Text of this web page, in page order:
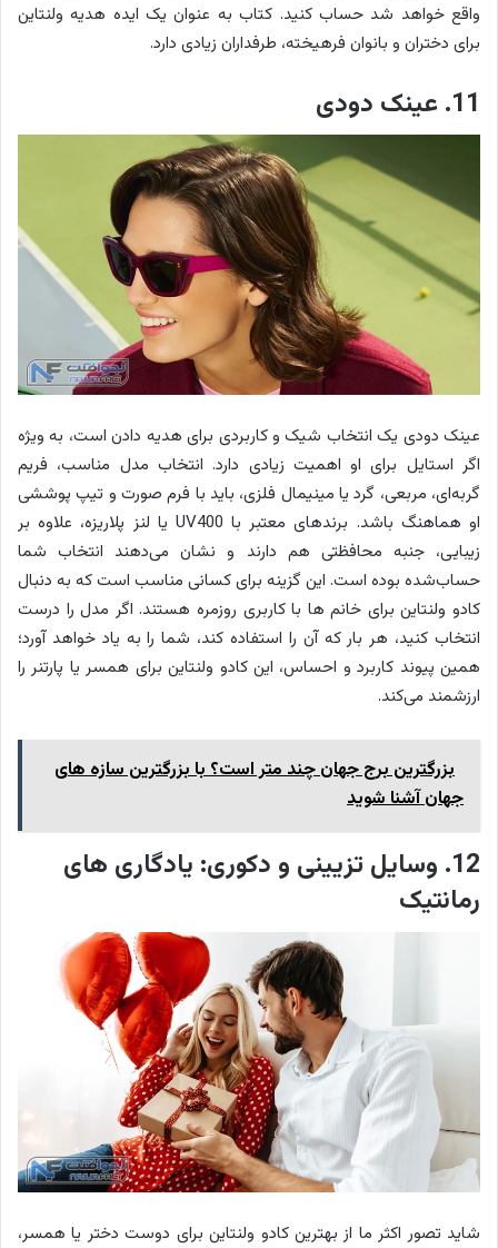
واقع خواهد شد حساب کنید. کتاب به عنوان یک ایده هدیه ولنتاین
برای دختران و بانوان فرهیخته، طرفداران زیادی دارد.
11. عینک دودی
عینک دودی یک انتخاب شیک و کاربردی برای هدیه دادن است، به ویژه
اگر استایل برای او اهمیت زیادی دارد. انتخاب مدل مناسب، فریم
گربه‌ای، مربعی، گرد یا مینیمال فلزی، باید با فرم صورت و تیپ پوششی
او هماهنگ باشد. برندهای معتبر با UV400 یا لنز پلاریزه، علاوه بر
زیبایی، جنبه محافظتی هم دارند و نشان می‌دهند انتخاب شما
حساب‌شده بوده است. این گزینه برای کسانی مناسب است که به دنبال
کادو ولنتاین برای خانم ها با کاربری روزمره هستند. اگر مدل را درست
انتخاب کنید، هر بار که آن را استفاده کند، شما را به یاد خواهد آورد؛
همین پیوند کاربرد و احساس، این کادو ولنتاین برای همسر یا پارتنر را
ارزشمند می‌کند.
بزرگترین برج جهان چند متر است؟ با بزرگترین سازه های
جهان آشنا شوید
12. وسایل تزیینی و دکوری: یادگاری های
رمانتیک
شاید تصور اکثر ما از بهترین کادو ولنتاین برای دوست دختر یا همسر،